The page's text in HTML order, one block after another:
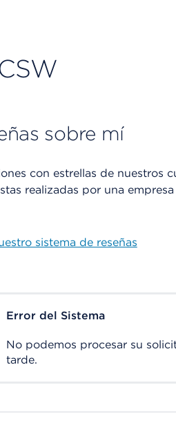
sobre mí
con estrellas de nuestros
realizadas por una
sistema de reseñas
Error del Sistema
No podemos procesar su
tarde.